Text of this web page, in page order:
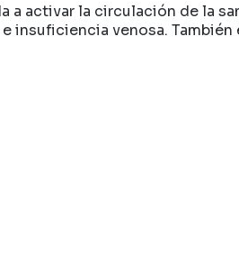
activar la circulación de la
venosa.